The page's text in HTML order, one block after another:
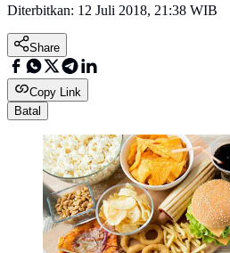
Diterbitkan: 12 Juli 2018, 21:38 WIB
Share
Copy Link
Batal